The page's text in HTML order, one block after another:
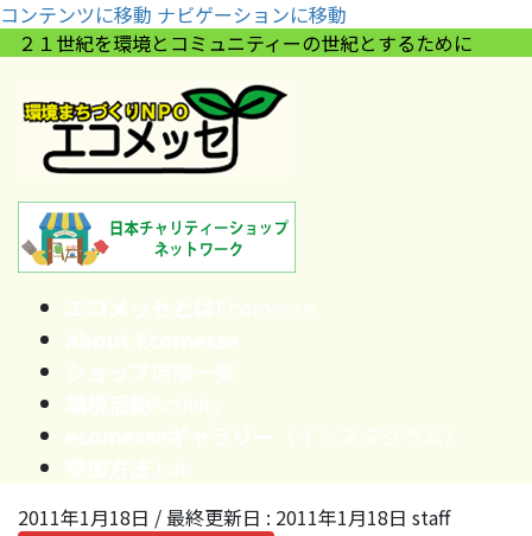
コンテンツに移動 ナビゲーションに移動
２１世紀を環境とコミュニティーの世紀とするために
2011年1月18日 / 最終更新日 : 2011年1月18日 staff